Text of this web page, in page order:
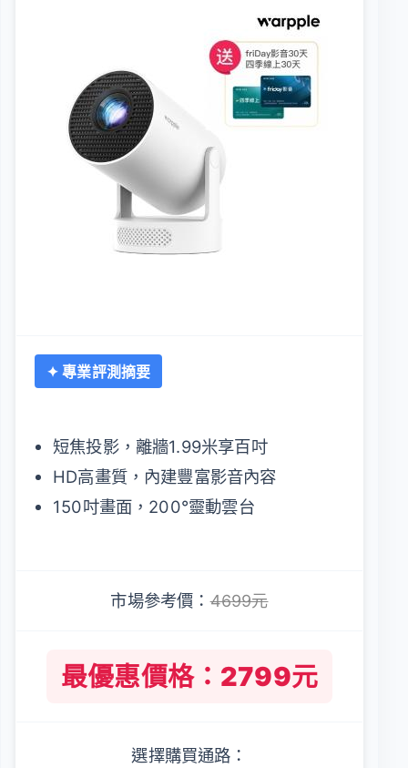
✦ 專業評測摘要
短焦投影，離牆1.99米享百吋
HD高畫質，內建豐富影音內容
150吋畫面，200°靈動雲台
市場參考價：4699元
最優惠價格：2799元
選擇購買通路：